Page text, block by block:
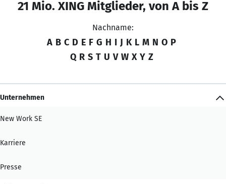
21 Mio. XING Mitglieder, von A bis Z
Nachname:
A B C D E F G H I J K L M N O P
Q R S T U V W X Y Z
Unternehmen
New Work SE
Karriere
Presse